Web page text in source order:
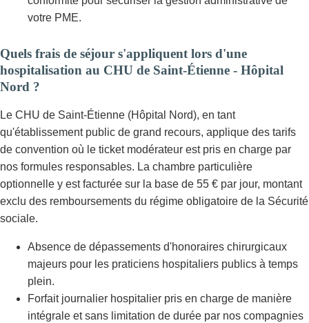
votre PME.
Quels frais de séjour s'appliquent lors d'une
hospitalisation au CHU de Saint-Étienne - Hôpital
Nord ?
Le CHU de Saint-Étienne (Hôpital Nord), en tant
qu'établissement public de grand recours, applique des tarifs
de convention où le ticket modérateur est pris en charge par
nos formules responsables. La chambre particulière
optionnelle y est facturée sur la base de 55 € par jour, montant
exclu des remboursements du régime obligatoire de la Sécurité
sociale.
Absence de dépassements d'honoraires chirurgicaux
majeurs pour les praticiens hospitaliers publics à temps
plein.
Forfait journalier hospitalier pris en charge de manière
intégrale et sans limitation de durée par nos compagnies